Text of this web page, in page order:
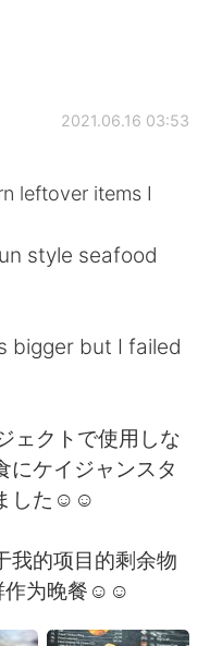
2021.06.16 03:53
leftover items I
style seafood
bigger but I failed
ェクトで使用しな
にケイジャンスタ
した☺☺
我的项目的剩余物
作为晚餐☺☺